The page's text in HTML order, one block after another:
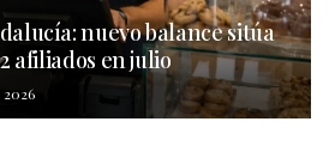
nuevo balance sitúa
afiliados en julio
2026